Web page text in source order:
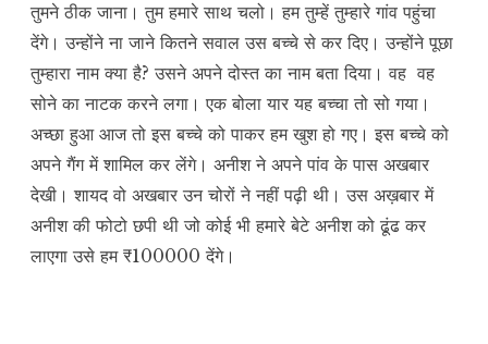
तुमने ठीक जाना। तुम हमारे साथ चलो। हम तुम्हें तुम्हारे गांव पहुंचा
देंगे। उन्होंने ना जाने कितने सवाल उस बच्चे से कर दिए। उन्होंने पूछा
तुम्हारा नाम क्या है? उसने अपने दोस्त का नाम बता दिया। वह वह
सोने का नाटक करने लगा। एक बोला यार यह बच्चा तो सो गया।
अच्छा हुआ आज तो इस बच्चे को पाकर हम खुश हो गए। इस बच्चे को
अपने गैंग में शामिल कर लेंगे। अनीश ने अपने पांव के पास अखबार
देखी। शायद वो अखबार उन चोरों ने नहीं पढ़ी थी। उस अख़बार में
अनीश की फोटो छपी थी जो कोई भी हमारे बेटे अनीश को ढूंढ कर
लाएगा उसे हम ₹100000 देंगे।